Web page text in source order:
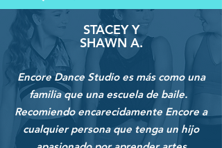
STACEY Y
SHAWN A.
Encore Dance Studio es más como una
familia que una escuela de baile.
Recomiendo encarecidamente Encore a
cualquier persona que tenga un hijo